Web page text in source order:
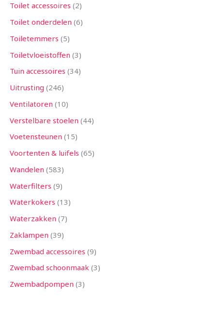
Toilet accessoires 2
Toilet onderdelen 6
Toiletemmers 5
Toiletvloeistoffen 3
Tuin accessoires 34
Uitrusting 246
Ventilatoren 10
Verstelbare stoelen 44
Voetensteunen 15
Voortenten & luifels 65
Wandelen 583
Waterfilters 9
Waterkokers 13
Waterzakken 7
Zaklampen 39
Zwembad accessoires 9
Zwembad schoonmaak 3
Zwembadpompen 3